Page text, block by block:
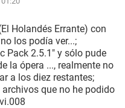
Holandés Errante) con
los podía ver...;
Pack 2.5.1" y sólo pude
la ópera ..., realmente no
a los diez restantes;
que no he podido